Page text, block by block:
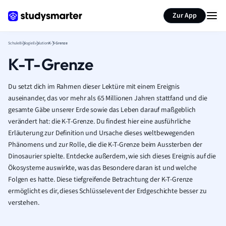
Zur App
SchuleBiologieEvolutionK-T-Grenze
K-T-Grenze
Du setzt dich im Rahmen dieser Lektüre mit einem Ereignis
auseinander, das vor mehr als 65 Millionen Jahren stattfand und die
gesamte Gäbe unserer Erde sowie das Leben darauf maßgeblich
verändert hat: die K-T-Grenze. Du findest hier eine ausführliche
Erläuterung zur Definition und Ursache dieses weltbewegenden
Phänomens und zur Rolle, die die K-T-Grenze beim Aussterben der
Dinosaurier spielte. Entdecke außerdem, wie sich dieses Ereignis auf die
Ökosysteme auswirkte, was das Besondere daran ist und welche
Folgen es hatte. Diese tiefgreifende Betrachtung der K-T-Grenze
ermöglicht es dir, dieses Schlüsselevent der Erdgeschichte besser zu
verstehen.
Seite zusammenfassen